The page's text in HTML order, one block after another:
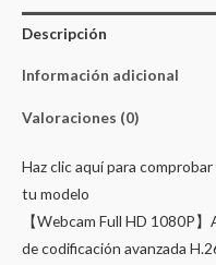
Descripción
Información adicional
Valoraciones (0)
Haz clic aquí para
tu modelo
【Webcam Full HD 1080P
de codificación avanzada